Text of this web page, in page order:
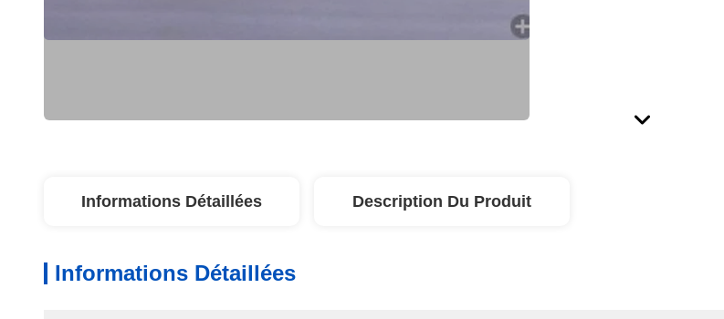
Informations Détaillées Description Du Produit
Informations Détaillées